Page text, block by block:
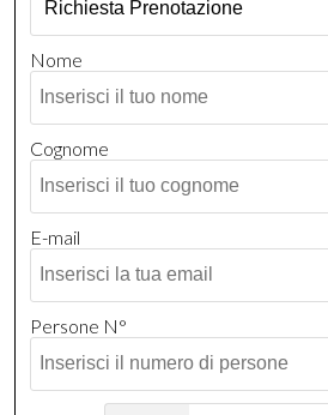
Nome
Cognome
E-mail
Persone N°